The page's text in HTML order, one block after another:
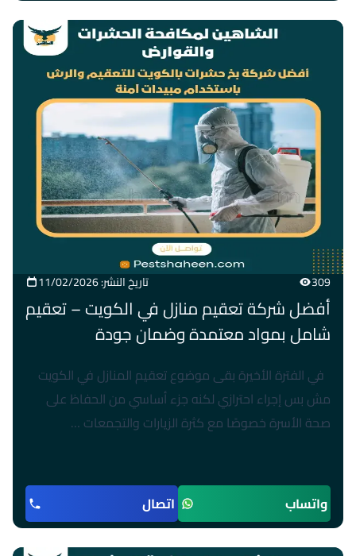
309 تاريخ النشر: 11/02/2026
أفضل شركة تعقيم منازل في الكويت – تعقيم
شامل بمواد معتمدة وضمان جودة
في الفترة الأخيرة بقى موضوع تعقيم المنازل في الكويت
مش بس إجراء احترازي لكنه جزء أساسي من الحفاظ على
صحة الأسرة خصوصًا مع كثرة الزيارات والتجمعات …
واتساب اتصال